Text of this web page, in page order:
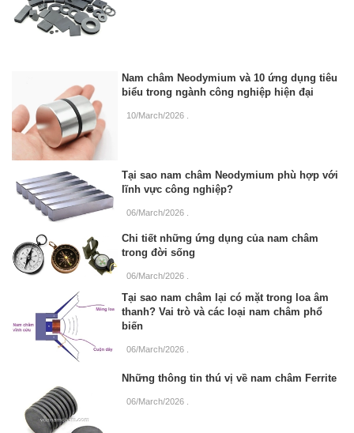
Nam châm Neodymium và 10 ứng dụng tiêu
biểu trong ngành công nghiệp hiện đại
10/March/2026
Tại sao nam châm Neodymium phù hợp với
lĩnh vực công nghiệp?
06/March/2026
Chi tiết những ứng dụng của nam châm
trong đời sống
06/March/2026
Tại sao nam châm lại có mặt trong loa âm
thanh? Vai trò và các loại nam châm phổ
biến
06/March/2026
Những thông tin thú vị về nam châm Ferrite
06/March/2026